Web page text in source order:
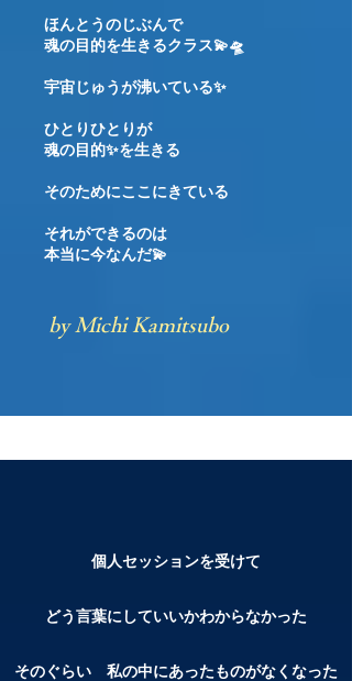
ほんとうのじぶんで
魂の目的を生きるクラス💫🛸
宇宙じゅうが沸いている✨
ひとりひとりが
魂の目的✨を生きる
そのためにここにきている
それができるのは
本当に今なんだ💫
​by Michi Kamitsubo
個人セッションを受けて
どう言葉にしていいかわからなかった
そのぐらい 私の中にあったものがなくなった